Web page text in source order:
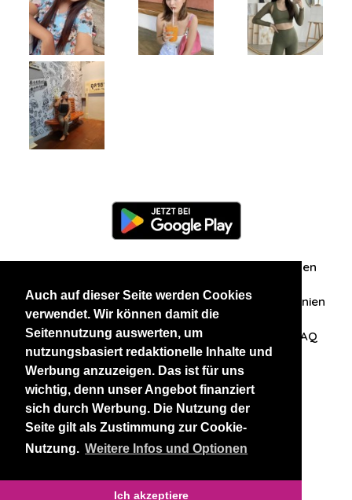
Auch auf dieser Seite werden Cookies
verwendet. Wir können damit die
Seitennutzung auswerten, um
nutzungsbasiert redaktionelle Inhalte und
Werbung anzuzeigen. Das ist für uns
wichtig, denn unser Angebot finanziert
sich durch Werbung. Die Nutzung der
Seite gilt als Zustimmung zur Cookie-
Nutzung. Weitere Infos und Optionen
Ich akzeptiere
Zuschriften/Erfahrungen
Datenschutzerklärung AGB Datenschutzrichtlinien
Nehmen Sie Kontakt mit uns auf FAQ
Unsere anderen Websites
BlackAndBeauties RussianKisses